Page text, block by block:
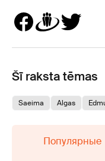
Šī raksta tēmas
Saeima Algas
Популярные